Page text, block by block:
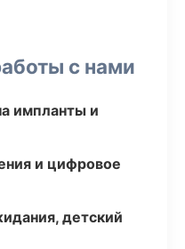
с нами
импланты и
и цифровое
детский